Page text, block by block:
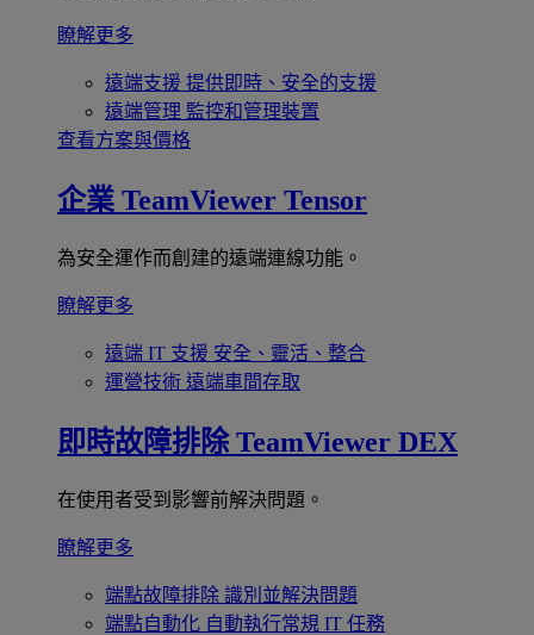
瞭解更多
遠端支援 提供即時、安全的支援
遠端管理 監控和管理裝置
查看方案與價格
企業 TeamViewer Tensor
為安全運作而創建的遠端連線功能。
瞭解更多
遠端 IT 支援 安全、靈活、整合
運營技術 遠端車間存取
即時故障排除 TeamViewer DEX
在使用者受到影響前解決問題。
瞭解更多
端點故障排除 識別並解決問題
端點自動化 自動執行常規 IT 任務